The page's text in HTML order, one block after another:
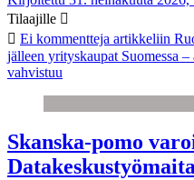
Tilaajille
Ei kommentteja artikkeliin
jälleen yrityskaupat Suomessa
vahvistuu
Skanska-pomo